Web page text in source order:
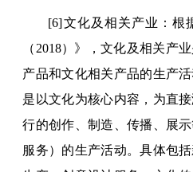
[6]文化及相关产业：根
（2018）》，文化及相关产
产品和文化相关产品的生产
是以文化为核心内容，为直
行的创作、制造、传播、展
服务）的生产活动。具体包